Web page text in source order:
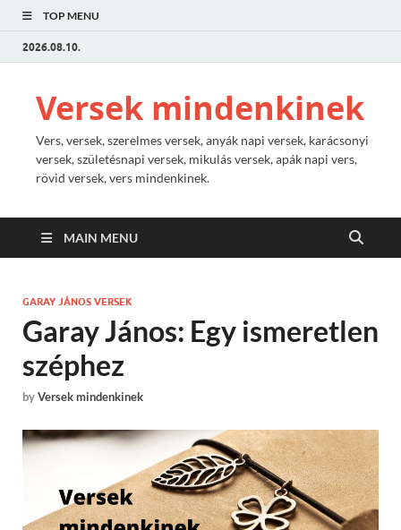
TOP MENU
2026.08.10.
Versek mindenkinek
Vers, versek, szerelmes versek, anyák napi versek, karácsonyi
versek, születésnapi versek, mikulás versek, apák napi vers,
rövid versek, vers mindenkinek.
MAIN MENU
GARAY JÁNOS VERSEK
Garay János: Egy ismeretlen
széphez
byVersek mindenkinek